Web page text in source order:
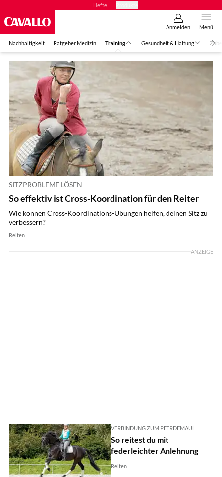
Hefte
Anmelden Menü
Nachhaltigkeit Ratgeber Medizin Training Gesundheit & Haltung
SITZPROBLEME LÖSEN
So effektiv ist Cross-Koordination für den Reiter
Wie können Cross-Koordinations-Übungen helfen, deinen Sitz zu
verbessern?
Reiten
ANZEIGE
VERBINDUNG ZUM PFERDEMAUL
So reitest du mit
federleichter Anlehnung
Reiten